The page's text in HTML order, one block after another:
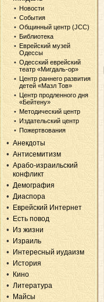
Новости
События
Общинный центр (JCC)
Библиотека
Еврейский музей
Одессы
Одесский еврейский
театр «Мигдаль-ор»
Центр раннего развития
детей «Мазл Тов»
Центр продленного дня
«Бейтену»
Методический центр
Издательский центр
Пожертвования
Анекдоты
Антисемитизм
Арабо-израильский
конфликт
Демография
Диаспора
Еврейский Интернет
Есть повод
Из жизни
Израиль
Интересный иудаизм
История
Кино
Литература
Майсы